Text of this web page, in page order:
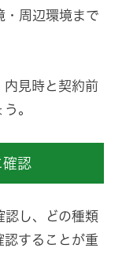
・周辺環境まで
内見時と契約前
。
認
認し、どの種類
認することが重